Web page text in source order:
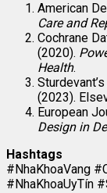
American
Care and
Cochrane
(2020).
Health.
(2023).
European
Design in
Hashtags
#NhaKhoaVang
#NhaKhoaUyTín